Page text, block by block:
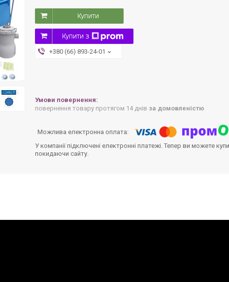
Купити
Купити з
+380 (66) 893-24-01
повернення товару протягом 14 днів за домовленістю
У компанії підключені електронні платежі. Тепер ви можете
покидаючи сайту.